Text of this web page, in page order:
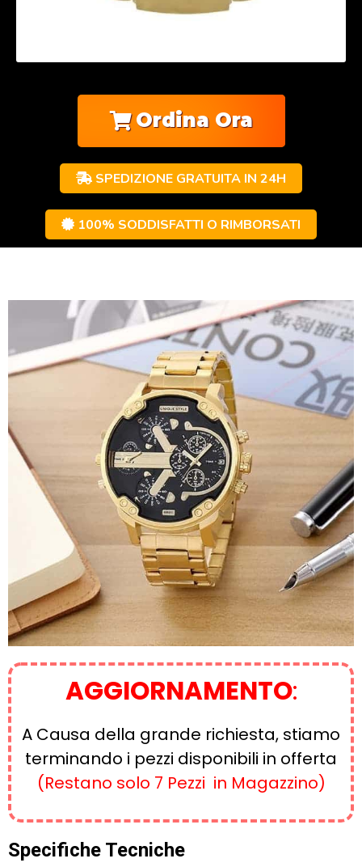
Ordina Ora
SPEDIZIONE GRATUITA IN 24H
100% SODDISFATTI O RIMBORSATI
AGGIORNAMENTO:
A Causa della grande richiesta, stiamo
terminando i pezzi disponibili in offerta
(Restano solo 7 Pezzi in Magazzino)
Specifiche Tecniche